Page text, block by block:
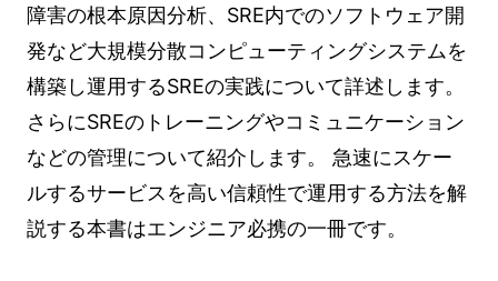
障害の根本原因分析、SRE内でのソフトウェア開
発など大規模分散コンピューティングシステムを
構築し運用するSREの実践について詳述します。
さらにSREのトレーニングやコミュニケーション
などの管理について紹介します。 急速にスケー
ルするサービスを高い信頼性で運用する方法を解
説する本書はエンジニア必携の一冊です。